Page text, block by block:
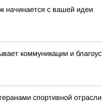
начинается с вашей идеи
коммуникации и
спортивной отрасли